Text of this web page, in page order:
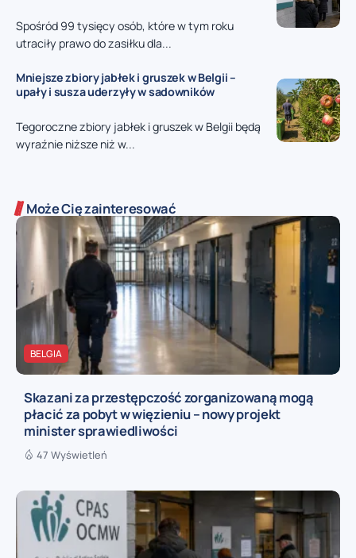
Spośród 99 tysięcy osób, które w tym roku
utraciły prawo do zasiłku dla...
Mniejsze zbiory jabłek i gruszek w Belgii –
upały i susza uderzyły w sadowników
Tegoroczne zbiory jabłek i gruszek w Belgii będą
wyraźnie niższe niż w...
Może Cię zainteresować
BELGIA
Skazani za przestępczość zorganizowaną mogą
płacić za pobyt w więzieniu – nowy projekt
minister sprawiedliwości
47 Wyświetleń